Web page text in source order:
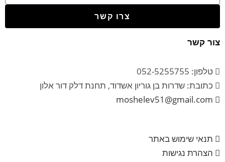
צרו קשר
צור קשר
טלפון: 052-5255755
כתובת: שדרות בן גוריון אשדוד, תחנת דלק דור אלון
moshelev51@gmail.com
תנאי שימוש באתר
הצהרת נגישות